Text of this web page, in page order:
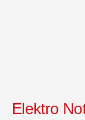
Elektro